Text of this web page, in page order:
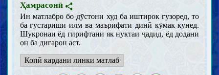
Ҳамрасонӣ
Ин матлабро бо дӯстони худ ба иштирок гузоред, то
ба густариши илм ва маърифати динӣ кӯмак кунед.
Шукронаи ёд гирифтани як нуктаи ҷадид, ёд додани
он ба дигарон аст.
Копӣ кардани линки матлаб